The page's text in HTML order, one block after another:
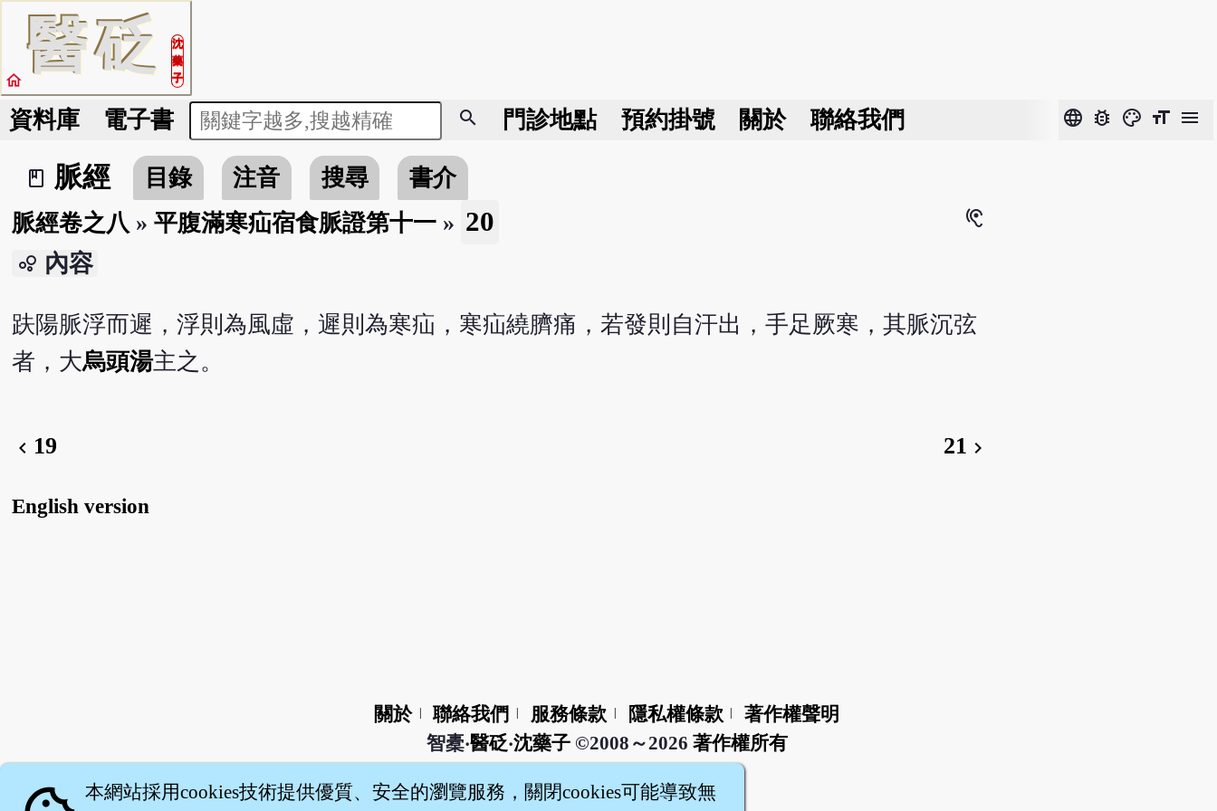
醫砭
沈
藥
子
home
資料庫 電子書 search 門診地點 預約掛號 關於 聯絡我們 language bug_report color_lens format_size menu
book_2
脈經 目錄 注音 搜尋
書介
脈經卷之八 » 平腹滿寒疝宿食脈證第十一» 20 hearing
bubble_chart 內容
趺陽脈浮而遲，浮則為風虛，遲則為寒疝，寒疝繞臍痛，若發則自汗出，手足厥寒，其脈沉弦
者，大烏頭湯主之。
chevron_left 19 21 chevron_right
English version
關於 聯絡我們 服務條款 隱私權條款
著作權聲明
智橐‧醫砭‧沈藥子©2008～2026 著作權所有
本網站採用cookies技術提供優質、安全的瀏覽服務，關閉cookies可能導致無